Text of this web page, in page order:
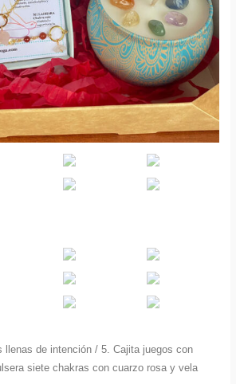
llenas de intención /5. Cajita juegos con
siete chakras con cuarzo rosa y vela